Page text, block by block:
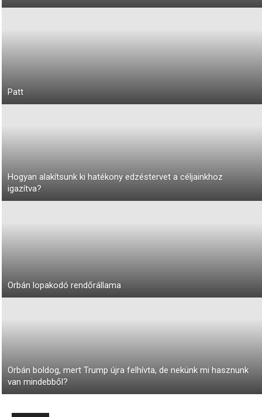
Patt
Hogyan alakítsunk ki hatékony edzéstervet a céljainkhoz
igazítva?
Orbán lopakodó rendőrállama
Orbán boldog, mert Trump újra felhívta, de nekünk mi hasznunk
van mindebből?